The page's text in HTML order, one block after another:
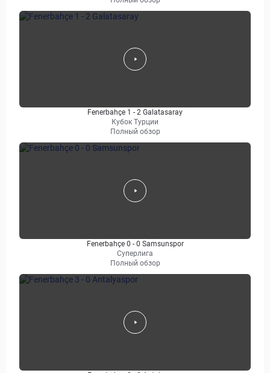
Fenerbahçe 1 - 2 Galatasaray
Кубок Турции
Полный обзор
Fenerbahçe 0 - 0 Samsunspor
Суперлига
Полный обзор